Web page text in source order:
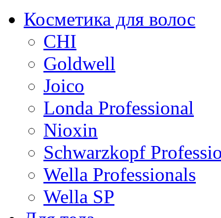
Косметика для волос
CHI
Goldwell
Joico
Londa Professional
Nioxin
Schwarzkopf
Wella Professionals
Wella SP